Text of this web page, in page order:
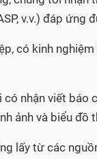
v.v.) đáp
có kinh
có nhận viết
ảnh và biểu đồ
lấy từ các